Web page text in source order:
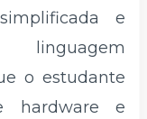
e
o estudante
hardware e